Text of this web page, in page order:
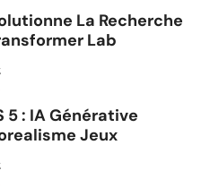
La Recherche
Lab
5 : IA Générative
Jeux